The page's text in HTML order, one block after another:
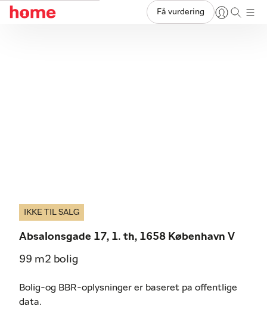
Få vurdering
IKKE TIL SALG
Absalonsgade 17, 1. th, 1658 København V
99 m2 bolig
Bolig-og BBR-oplysninger er baseret pa offentlige
data.